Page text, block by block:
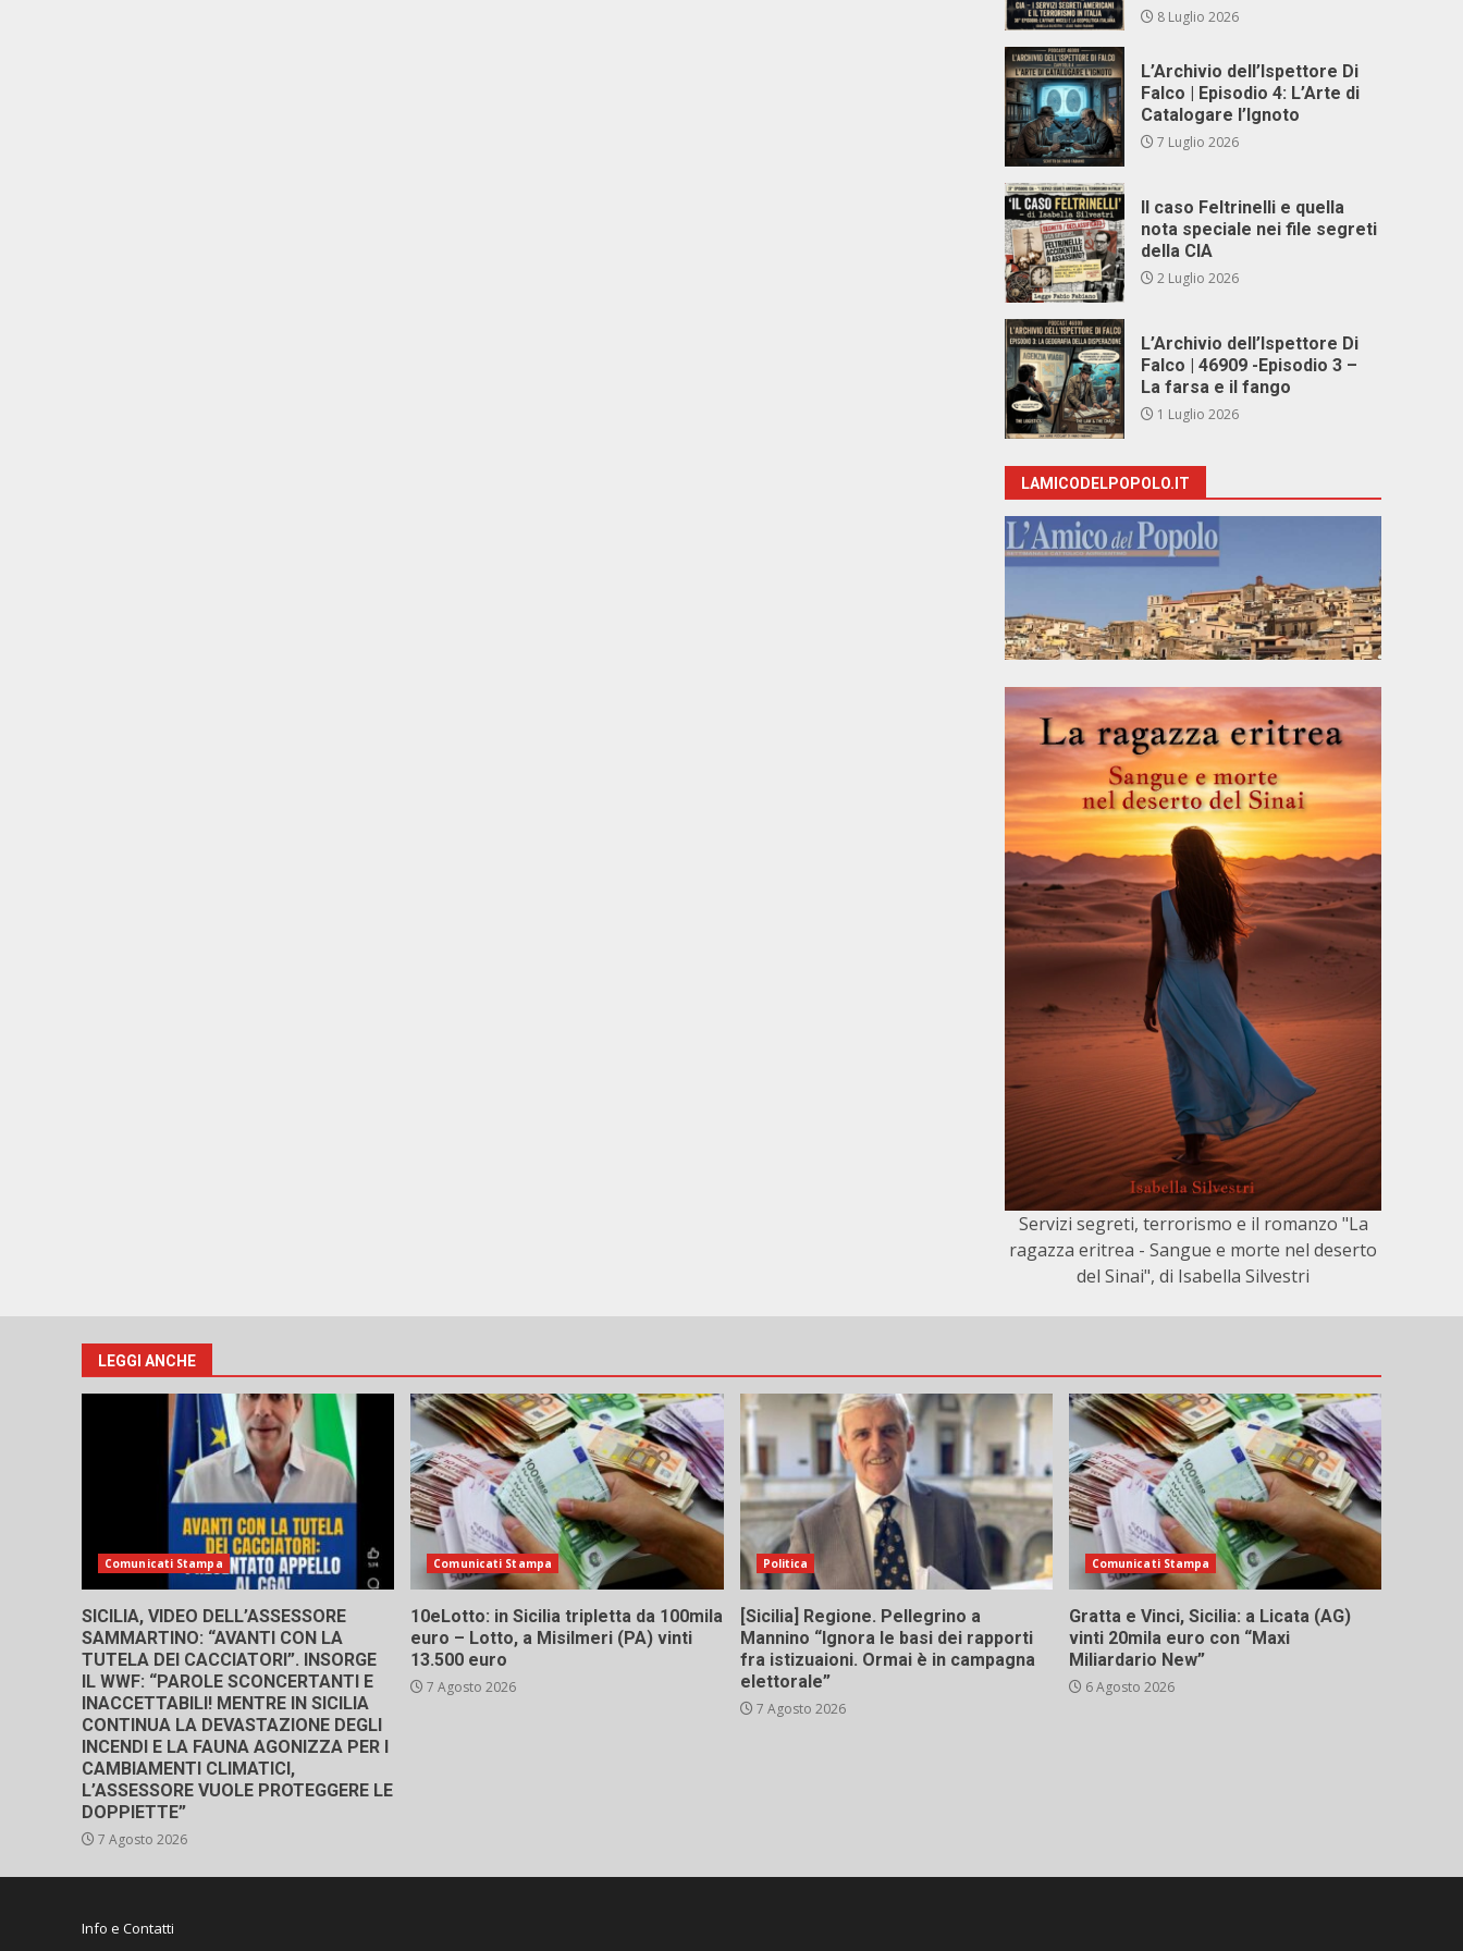
8 Luglio 2026
L’Archivio dell’Ispettore Di
Falco | Episodio 4: L’Arte di
Catalogare l’Ignoto
7 Luglio 2026
Il caso Feltrinelli e quella
nota speciale nei file segreti
della CIA
2 Luglio 2026
L’Archivio dell’Ispettore Di
Falco | 46909 -Episodio 3 –
La farsa e il fango
1 Luglio 2026
LAMICODELPOPOLO.IT
Servizi segreti, terrorismo e il romanzo "La
ragazza eritrea - Sangue e morte nel deserto
del Sinai", di Isabella Silvestri
LEGGI ANCHE
Comunicati Stampa
SICILIA, VIDEO DELL’ASSESSORE
SAMMARTINO: “AVANTI CON LA
TUTELA DEI CACCIATORI”. INSORGE
IL WWF: “PAROLE SCONCERTANTI E
INACCETTABILI! MENTRE IN SICILIA
CONTINUA LA DEVASTAZIONE DEGLI
INCENDI E LA FAUNA AGONIZZA PER I
CAMBIAMENTI CLIMATICI,
L’ASSESSORE VUOLE PROTEGGERE LE
DOPPIETTE”
7 Agosto 2026
Comunicati Stampa
10eLotto: in Sicilia tripletta da 100mila
euro – Lotto, a Misilmeri (PA) vinti
13.500 euro
7 Agosto 2026
Politica
[Sicilia] Regione. Pellegrino a
Mannino “Ignora le basi dei rapporti
fra istizuaioni. Ormai è in campagna
elettorale”
7 Agosto 2026
Comunicati Stampa
Gratta e Vinci, Sicilia: a Licata (AG)
vinti 20mila euro con “Maxi
Miliardario New”
6 Agosto 2026
Info e Contatti